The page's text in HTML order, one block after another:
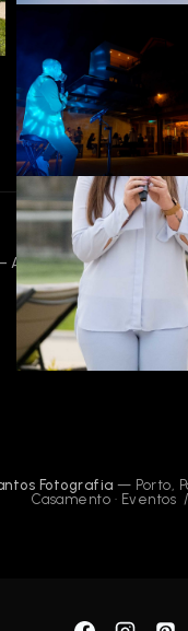
Arquitetura
Fotografia — Porto,
Casamento · Eventos /